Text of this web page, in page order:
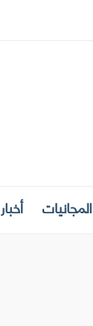
المجانيات أخبار